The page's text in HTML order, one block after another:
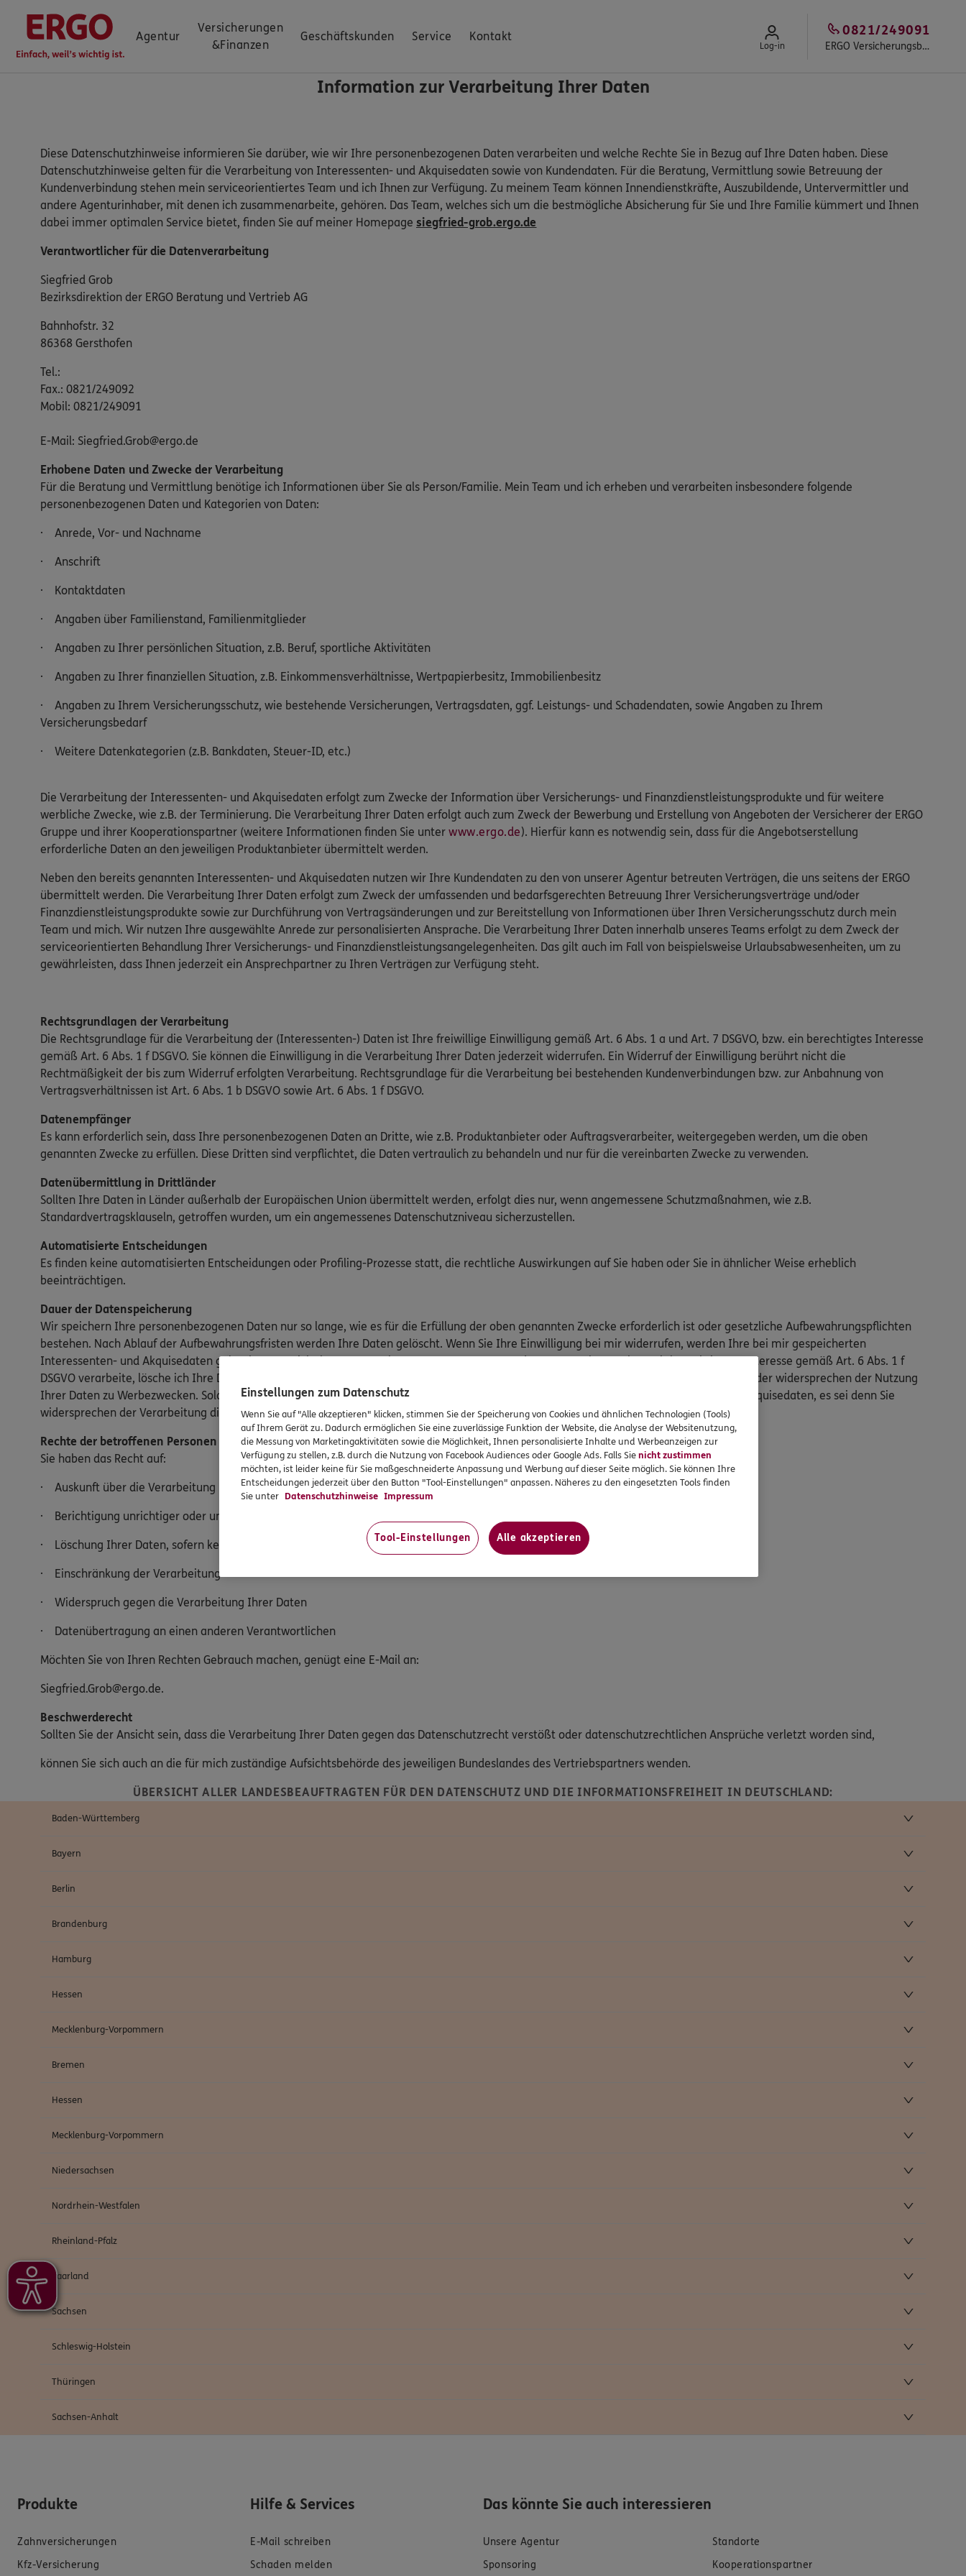
Agentur
Versicherungen
&Finanzen
Geschäftskunden Service Kontakt
Log-in ERGO Versicherungsbüro Siegfried Grob
0821/249091
Information zur Verarbeitung Ihrer Daten
Diese Datenschutzhinweise informieren Sie darüber, wie wir Ihre personenbezogenen Daten verarbeiten und welche Rechte Sie in Bezug auf Ihre Daten haben. Diese
Datenschutzhinweise gelten für die Verarbeitung von Interessenten- und Akquisedaten sowie von Kundendaten. Für die Beratung, Vermittlung sowie Betreuung der
Kundenverbindung stehen mein serviceorientiertes Team und ich Ihnen zur Verfügung. Zu meinem Team können Innendienstkräfte, Auszubildende, Untervermittler und
andere Agenturinhaber, mit denen ich zusammenarbeite, gehören. Das Team, welches sich um die bestmögliche Absicherung für Sie und Ihre Familie kümmert und Ihnen
dabei immer optimalen Service bietet, finden Sie auf meiner Homepage siegfried-grob.ergo.de
Verantwortlicher für die Datenverarbeitung
Siegfried Grob
Bezirksdirektion der ERGO Beratung und Vertrieb AG
Bahnhofstr. 32
86368 Gersthofen
Tel.:
Fax.: 0821/249092
Mobil: 0821/249091
E-Mail: Siegfried.Grob@ergo.de
Erhobene Daten und Zwecke der Verarbeitung
Für die Beratung und Vermittlung benötige ich Informationen über Sie als Person/Familie. Mein Team und ich erheben und verarbeiten insbesondere folgende
personenbezogenen Daten und Kategorien von Daten:
· Anrede, Vor- und Nachname
· Anschrift
· Kontaktdaten
· Angaben über Familienstand, Familienmitglieder
· Angaben zu Ihrer persönlichen Situation, z.B. Beruf, sportliche Aktivitäten
· Angaben zu Ihrer finanziellen Situation, z.B. Einkommensverhältnisse, Wertpapierbesitz, Immobilienbesitz
· Angaben zu Ihrem Versicherungsschutz, wie bestehende Versicherungen, Vertragsdaten, ggf. Leistungs- und Schadendaten, sowie Angaben zu Ihrem
Versicherungsbedarf
· Weitere Datenkategorien (z.B. Bankdaten, Steuer-ID, etc.)
Die Verarbeitung der Interessenten- und Akquisedaten erfolgt zum Zwecke der Information über Versicherungs- und Finanzdienstleistungsprodukte und für weitere
werbliche Zwecke, wie z.B. der Terminierung. Die Verarbeitung Ihrer Daten erfolgt auch zum Zweck der Bewerbung und Erstellung von Angeboten der Versicherer der ERGO
Gruppe und ihrer Kooperationspartner (weitere Informationen finden Sie unter www.ergo.de). Hierfür kann es notwendig sein, dass für die Angebotserstellung
erforderliche Daten an den jeweiligen Produktanbieter übermittelt werden.
Neben den bereits genannten Interessenten- und Akquisedaten nutzen wir Ihre Kundendaten zu den von unserer Agentur betreuten Verträgen, die uns seitens der ERGO
übermittelt werden. Die Verarbeitung Ihrer Daten erfolgt zum Zweck der umfassenden und bedarfsgerechten Betreuung Ihrer Versicherungsverträge und/oder
Finanzdienstleistungsprodukte sowie zur Durchführung von Vertragsänderungen und zur Bereitstellung von Informationen über Ihren Versicherungsschutz durch mein
Team und mich. Wir nutzen Ihre ausgewählte Anrede zur personalisierten Ansprache. Die Verarbeitung Ihrer Daten innerhalb unseres Teams erfolgt zu dem Zweck der
serviceorientierten Behandlung Ihrer Versicherungs- und Finanzdienstleistungsangelegenheiten. Das gilt auch im Fall von beispielsweise Urlaubsabwesenheiten, um zu
gewährleisten, dass Ihnen jederzeit ein Ansprechpartner zu Ihren Verträgen zur Verfügung steht.
Rechtsgrundlagen der Verarbeitung
Die Rechtsgrundlage für die Verarbeitung der (Interessenten-) Daten ist Ihre freiwillige Einwilligung gemäß Art. 6 Abs. 1 a und Art. 7 DSGVO, bzw. ein berechtigtes Interesse
gemäß Art. 6 Abs. 1 f DSGVO. Sie können die Einwilligung in die Verarbeitung Ihrer Daten jederzeit widerrufen. Ein Widerruf der Einwilligung berührt nicht die
Rechtmäßigkeit der bis zum Widerruf erfolgten Verarbeitung. Rechtsgrundlage für die Verarbeitung bei bestehenden Kundenverbindungen bzw. zur Anbahnung von
Vertragsverhältnissen ist Art. 6 Abs. 1 b DSGVO sowie Art. 6 Abs. 1 f DSGVO.
Datenempfänger
Es kann erforderlich sein, dass Ihre personenbezogenen Daten an Dritte, wie z.B. Produktanbieter oder Auftragsverarbeiter, weitergegeben werden, um die oben
genannten Zwecke zu erfüllen. Diese Dritten sind verpflichtet, die Daten vertraulich zu behandeln und nur für die vereinbarten Zwecke zu verwenden.
Datenübermittlung in Drittländer
Sollten Ihre Daten in Länder außerhalb der Europäischen Union übermittelt werden, erfolgt dies nur, wenn angemessene Schutzmaßnahmen, wie z.B.
Standardvertragsklauseln, getroffen wurden, um ein angemessenes Datenschutzniveau sicherzustellen.
Automatisierte Entscheidungen
Es finden keine automatisierten Entscheidungen oder Profiling-Prozesse statt, die rechtliche Auswirkungen auf Sie haben oder Sie in ähnlicher Weise erheblich
beeinträchtigen.
Dauer der Datenspeicherung
Wir speichern Ihre personenbezogenen Daten nur so lange, wie es für die Erfüllung der oben genannten Zwecke erforderlich ist oder gesetzliche Aufbewahrungspflichten
bestehen. Nach Ablauf der Aufbewahrungsfristen werden Ihre Daten gelöscht. Wenn Sie Ihre Einwilligung bei mir widerrufen, werden Ihre bei mir gespeicherten
Interessenten- und Akquisedaten gelöscht. Wenn ich Ihre personenbezogenen Interessentendaten zu Werbezwecken mit berechtigtem Interesse gemäß Art. 6 Abs. 1 f
DSGVO verarbeite, lösche ich Ihre Daten im Regelfall nach Ablauf von sechs Monaten, es sei denn, Sie kontaktieren mich oder mein Team oder widersprechen der Nutzung
Ihrer Daten zu Werbezwecken. Solange Sie als Kunde meiner Agentur betreut werden, verarbeite ich neben den Kundendaten auch Ihre Akquisedaten, es sei denn Sie
widersprechen der Verarbeitung dieser.
Rechte der betroffenen Personen
Sie haben das Recht auf:
· Auskunft über die Verarbeitung Ihrer personenbezogenen Daten
· Berichtigung unrichtiger oder unvollständiger Daten
· Löschung Ihrer Daten, sofern keine gesetzlichen Aufbewahrungspflichten bestehen
· Einschränkung der Verarbeitung
· Widerspruch gegen die Verarbeitung Ihrer Daten
· Datenübertragung an einen anderen Verantwortlichen
Möchten Sie von Ihren Rechten Gebrauch machen, genügt eine E-Mail an:
Siegfried.Grob@ergo.de.
Beschwerderecht
Sollten Sie der Ansicht sein, dass die Verarbeitung Ihrer Daten gegen das Datenschutzrecht verstößt oder datenschutzrechtlichen Ansprüche verletzt worden sind,
können Sie sich auch an die für mich zuständige Aufsichtsbehörde des jeweiligen Bundeslandes des Vertriebspartners wenden.
ÜBERSICHT ALLER LANDESBEAUFTRAGTEN FÜR DEN DATENSCHUTZ UND DIE INFORMATIONSFREIHEIT IN DEUTSCHLAND:
Baden-Württemberg
Bayern
Berlin
Brandenburg
Hamburg
Hessen
Mecklenburg-Vorpommern
Bremen
Hessen
Mecklenburg-Vorpommern
Niedersachsen
Nordrhein-Westfalen
Rheinland-Pfalz
Saarland
Sachsen
Schleswig-Holstein
Thüringen
Sachsen-Anhalt
Produkte
Zahnversicherungen
Kfz-Versicherung
Hilfe & Services
E-Mail schreiben
Schaden melden
Das könnte Sie auch interessieren
Unsere Agentur
Standorte
Sponsoring
Kooperationspartner
Einstellungen zum Datenschutz
Wenn Sie auf "Alle akzeptieren" klicken, stimmen Sie der Speicherung von Cookies und ähnlichen Technologien (Tools)
auf Ihrem Gerät zu. Dadurch ermöglichen Sie eine zuverlässige Funktion der Website, die Analyse der Websitenutzung,
die Messung von Marketingaktivitäten sowie die Möglichkeit, Ihnen personalisierte Inhalte und Werbeanzeigen zur
Verfügung zu stellen, z.B. durch die Nutzung von Facebook Audiences oder Google Ads. Falls Sienicht zustimmen
möchten, ist leider keine für Sie maßgeschneiderte Anpassung und Werbung auf dieser Seite möglich. Sie können Ihre
Entscheidungen jederzeit über den Button "Tool-Einstellungen" anpassen. Näheres zu den eingesetzten Tools finden
Sie unter Datenschutzhinweise Impressum
Tool-Einstellungen Alle akzeptieren